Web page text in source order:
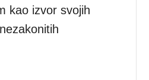
kao izvor svojih